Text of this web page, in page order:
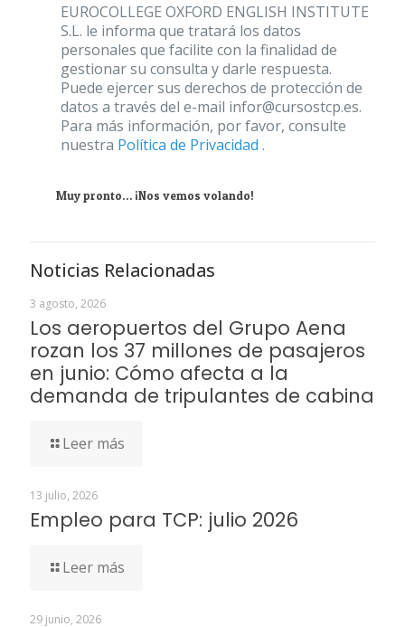
EUROCOLLEGE OXFORD ENGLISH INSTITUTE
S.L. le informa que tratará los datos
personales que facilite con la finalidad de
gestionar su consulta y darle respuesta.
Puede ejercer sus derechos de protección de
datos a través del e-mail infor@cursostcp.es.
Para más información, por favor, consulte
nuestra Política de Privacidad .
Muy pronto… ¡Nos vemos volando!
Noticias Relacionadas
3 agosto, 2026
Los aeropuertos del Grupo Aena
rozan los 37 millones de pasajeros
en junio: Cómo afecta a la
demanda de tripulantes de cabina
Leer más
13 julio, 2026
Empleo para TCP: julio 2026
Leer más
29 junio, 2026